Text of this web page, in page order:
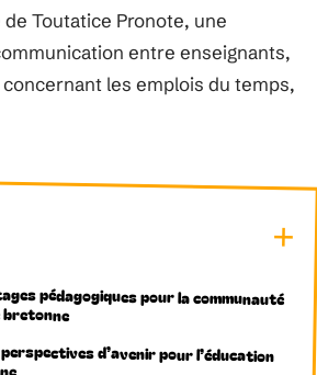
Toutatice Pronote, une
entre enseignants,
les emplois du temps,
pédagogiques pour la communauté
d’avenir pour l’éducation